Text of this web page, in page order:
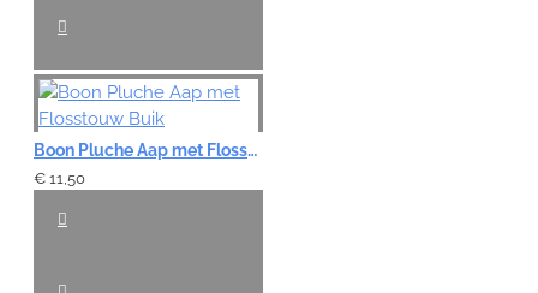
Boon Pluche Aap met Flosstouw Buik
€ 11,50